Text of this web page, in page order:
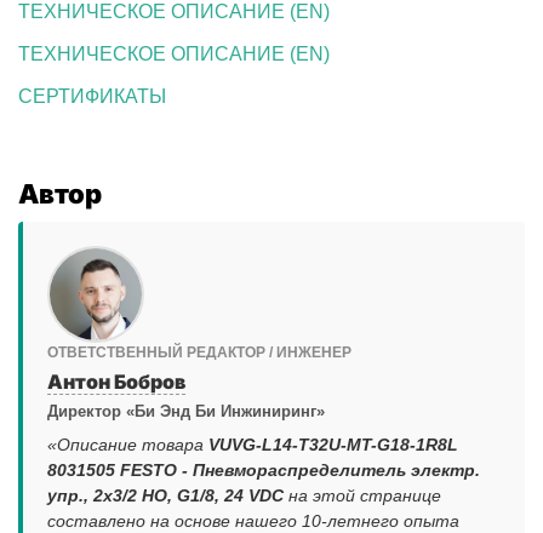
ТЕХНИЧЕСКОЕ ОПИСАНИЕ (EN)
ТЕХНИЧЕСКОЕ ОПИСАНИЕ (EN)
СЕРТИФИКАТЫ
Автор
ОТВЕТСТВЕННЫЙ РЕДАКТОР / ИНЖЕНЕР
Антон Бобров
Директор «Би Энд Би Инжиниринг»
«Описание товара VUVG-L14-T32U-MT-G18-1R8L
8031505 FESTO - Пневмораспределитель электр.
упр., 2x3/2 НО, G1/8, 24 VDC на этой странице
составлено на основе нашего 10-летнего опыта